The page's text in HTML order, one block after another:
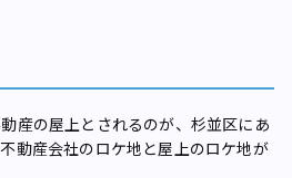
産の屋上とされるのが、杉並区にあ
動産会社のロケ地と屋上のロケ地が